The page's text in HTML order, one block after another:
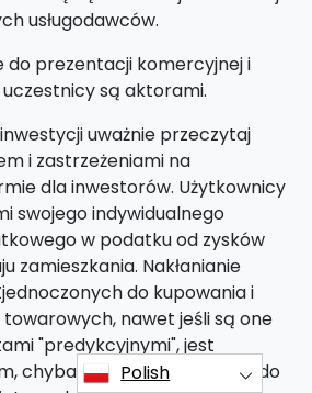
usługodawców.
do prezentacji komercyjnej i
są aktorami.
uważnie przeczytaj
i zastrzeżeniami na
dla inwestorów. Użytkownicy
swojego indywidualnego
w podatku od zysków
zamieszkania. Nakłanianie
do kupowania i
nawet jeśli są one
"predykcyjnymi", jest
chyba że są one notowane do
Polish